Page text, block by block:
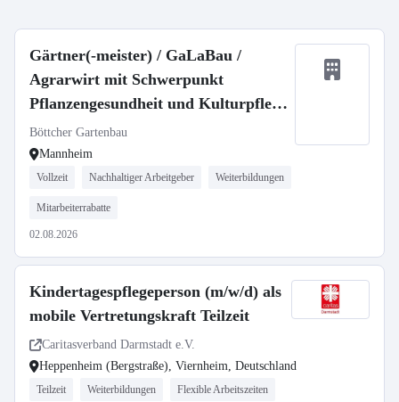
Gärtner(-meister) / GaLaBau /
Agrarwirt mit Schwerpunkt
Pflanzengesundheit und Kulturpflege
(m/w/d)
Böttcher Gartenbau
Mannheim
Vollzeit Nachhaltiger Arbeitgeber Weiterbildungen
Mitarbeiterrabatte
02.08.2026
Kindertagespflegeperson (m/w/d) als
mobile Vertretungskraft Teilzeit
Caritasverband Darmstadt e.V.
Heppenheim (Bergstraße), Viernheim, Deutschland
Teilzeit Weiterbildungen Flexible Arbeitszeiten